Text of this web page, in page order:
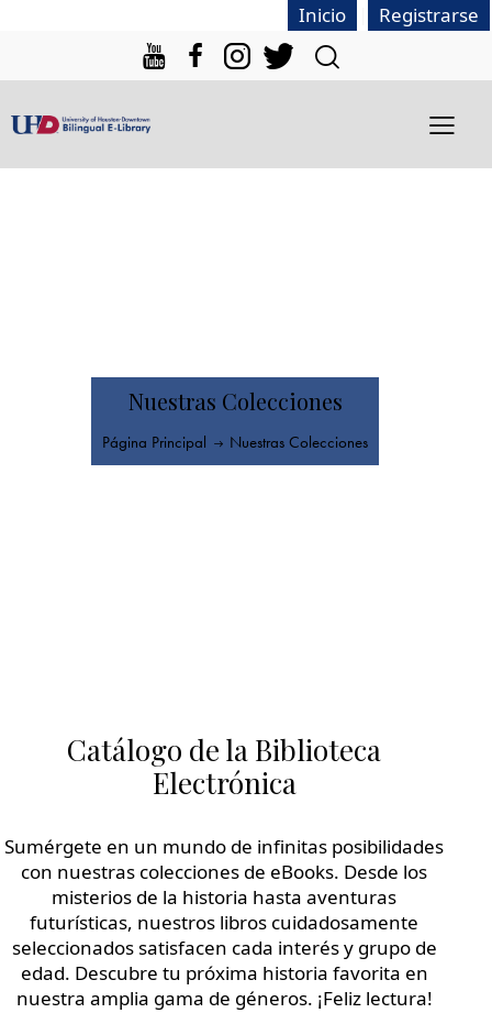
Inicio Registrarse
Nuestras Colecciones
Página Principal Nuestras Colecciones
Catálogo de la Biblioteca
Electrónica
Sumérgete en un mundo de infinitas posibilidades
con nuestras colecciones de eBooks. Desde los
misterios de la historia hasta aventuras
futurísticas, nuestros libros cuidadosamente
seleccionados satisfacen cada interés y grupo de
edad. Descubre tu próxima historia favorita en
nuestra amplia gama de géneros. ¡Feliz lectura!